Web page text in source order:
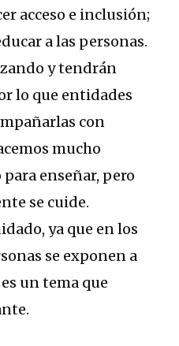
acceso e inclusión;
a las personas.
y tendrán
lo que entidades
con
mucho
enseñar, pero
se cuide.
ya que en los
se exponen a
un tema que